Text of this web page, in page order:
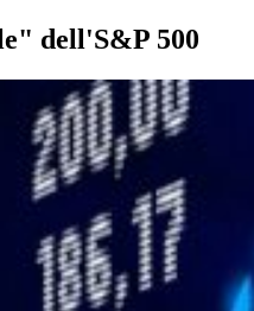
dell'S&P 500